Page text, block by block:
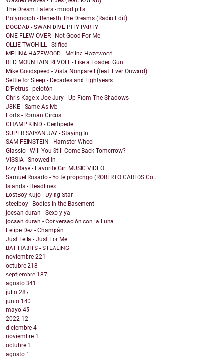
The Dream Eaters - mood pills
Polymorph - Beneath The Dreams (Radio Edit)
DOGDAD - SWAN DIVE PITY PARTY
ONE FLEW OVER - Not Good For Me
OLLIE TWOHILL - Stifled
MELINA HAZEWOOD - Melina Hazewood
RED MOUNTAIN REVOLT - Like a Loaded Gun
Mike Goodspeed - Vista Nonpareil (feat. Ever Onward)
Settle for Sleep - Decades and Lightyears
D'Petrus - pelotón
Chris Kage x Joe Jury - Up From The Shadows
J8KE - Same As Me
Forts - Roman Circus
CHAMP KIND - Centipede
SUPER SAIYAN JAY - Staying In
SAM FEINSTEIN - Hamster Wheel
Glassio - Will You Still Come Back Tomorrow?
VISSIA - Snowed In
Izzy Raye - Favorite Girl MUSIC VIDEO
Samuel Rosado - Yo te propongo (ROBERTO CARLOS Co...
Islands - Headlines
LostBoy Kujo - Dying Star
steelboy - Bodies in the Basement
jocsan duran - Sexo y ya
jocsan duran - Conversación con la Luna
Felipe Dez - Champán
Just Leila - Just For Me
BAT HABITS - STEALING
noviembre 221
octubre 218
septiembre 187
agosto 341
julio 287
junio 140
mayo 45
2022 12
diciembre 4
noviembre 1
octubre 1
agosto 1